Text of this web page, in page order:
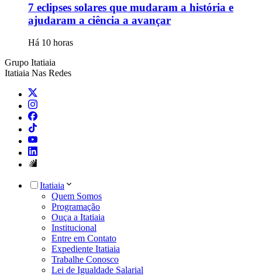
7 eclipses solares que mudaram a história e
ajudaram a ciência a avançar
Há 10 horas
Grupo Itatiaia
Itatiaia Nas Redes
Itatiaia
Quem Somos
Programação
Ouça a Itatiaia
Institucional
Entre em Contato
Expediente Itatiaia
Trabalhe Conosco
Lei de Igualdade Salarial